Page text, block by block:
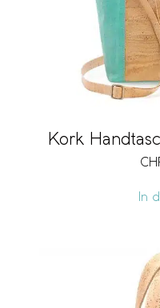
Kork
In